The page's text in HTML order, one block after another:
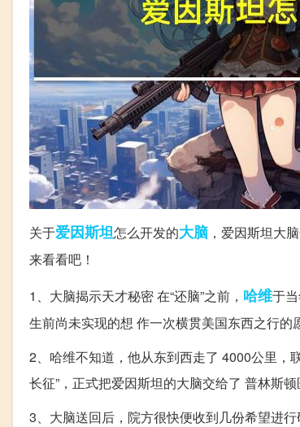
关于爱因斯坦怎么开发的大脑 ，爱因斯坦大
来看看吧！
1、大脑揭示天才秘密 在“还脑”之前， 哈维于
生前尚未实现的想 作一次横贯美国东西之行的
2、哈维不知道，他从东到西走了 4000公里，
长征”，正式把爱因斯坦的大脑交给了 普林斯
3、大脑送回后，院方很快便收到几份希望进